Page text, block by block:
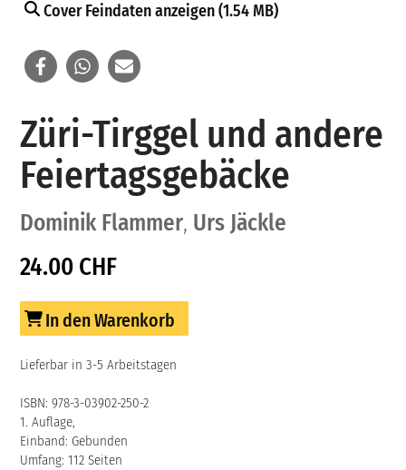
Cover Feindaten anzeigen (1.54 MB)
Züri-Tirggel und andere
Feiertagsgebäcke
Dominik Flammer, Urs Jäckle
24.00 CHF
In den Warenkorb
Lieferbar in 3-5 Arbeitstagen
ISBN: 978-3-03902-250-2
1. Auflage,
Einband: Gebunden
Umfang: 112 Seiten